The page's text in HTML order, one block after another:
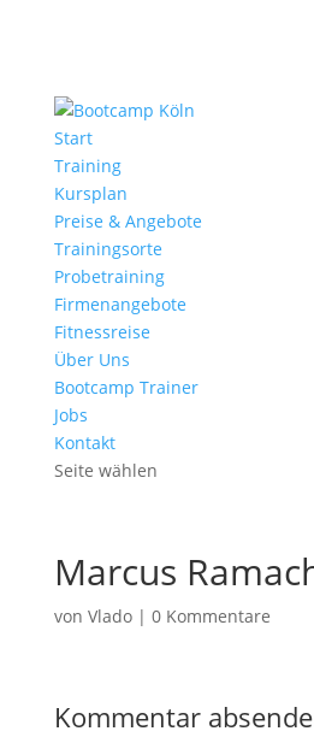
Start
Training
Kursplan
Preise & Angebote
Trainingsorte
Probetraining
Firmenangebote
Fitnessreise
Über Uns
Bootcamp Trainer
Jobs
Kontakt
Seite wählen
Marcus
von Vlado| 0 Kommentare
Kommentar